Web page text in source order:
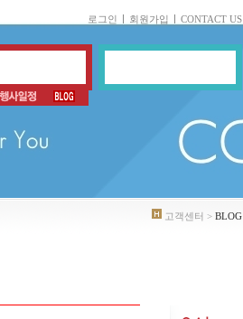
로그인 회원가입 CONTACT US
고객센터 > BLOG